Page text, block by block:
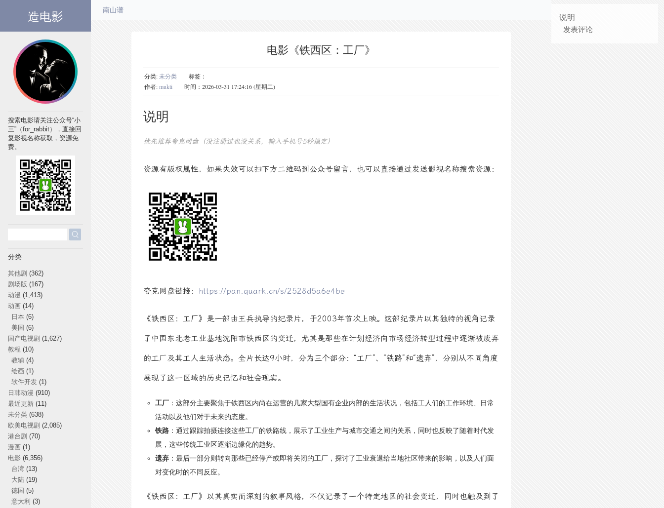
造电影 南山谱
电影《铁西区：工厂》
分类:未分类 标签：
作者:mukti 时间：2026-03-31 17:24:16 (星期二)
说明
优先推荐夸克网盘（没注册过也没关系，输入手机号5秒搞定）
资源有版权属性，如果失效可以扫下方二维码到公众号留言，也可以直接通过发送影视名称搜索资源：
夸克网盘链接： https://pan.quark.cn/s/2528d5a6e4be
《铁西区：工厂》是一部由王兵执导的纪录片，于2003年首次上映。这部纪录片以其独特的视角记录
了中国东北老工业基地沈阳市铁西区的变迁，尤其是那些在计划经济向市场经济转型过程中逐渐被废弃
的工厂及其工人生活状态。全片长达9小时，分为三个部分：“工厂”、“铁路”和“遗弃”，分别从不同角度
展现了这一区域的历史记忆和社会现实。
工厂 ：这部分主要聚焦于铁西区内尚在运营的几家大型国有企业内部的生活状况，包括工人们的工作环境、日常
活动以及他们对于未来的态度。
铁路 ：通过跟踪拍摄连接这些工厂的铁路线，展示了工业生产与城市交通之间的关系，同时也反映了随着时代发
展，这些传统工业区逐渐边缘化的趋势。
遗弃 ：最后一部分则转向那些已经停产或即将关闭的工厂，探讨了工业衰退给当地社区带来的影响，以及人们面
对变化时的不同反应。
《铁西区：工厂》以其真实而深刻的叙事风格，不仅记录了一个特定地区的社会变迁，同时也触及到了
搜索电影请关注公众号“小
三”（for_rabbit），直接回
复影视名称获取，资源免
费。
分类
其他剧 (362)
剧场版 (167)
动漫 (1,413)
动画 (14)
日本 (6)
美国 (6)
国产电视剧 (1,627)
教程 (10)
教辅(4)
绘画(1)
软件开发(1)
日韩动漫 (910)
最近更新 (11)
未分类 (638)
欧美电视剧 (2,085)
港台剧 (70)
漫画 (1)
电影 (6,356)
台湾(13)
大陆(19)
德国 (5)
意大利 (3)
说明
发表评论